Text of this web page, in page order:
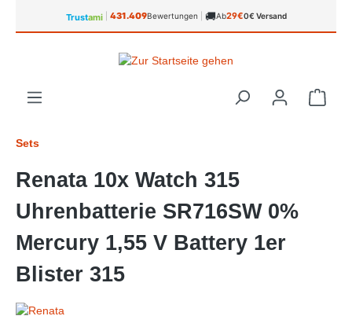
springenTrustami 431.409Bewertungen 🚚Ab29€0€ Versand
Sets
Renata 10x Watch 315
Uhrenbatterie SR716SW 0%
Mercury 1,55 V Battery 1er
Blister 315